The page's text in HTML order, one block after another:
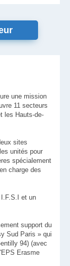
une mission
11 secteurs
les Hauts-de-
sites
unités pour
spécialement
charge des
et un
support du
Sud Paris » qui
94) (avec
Erasme